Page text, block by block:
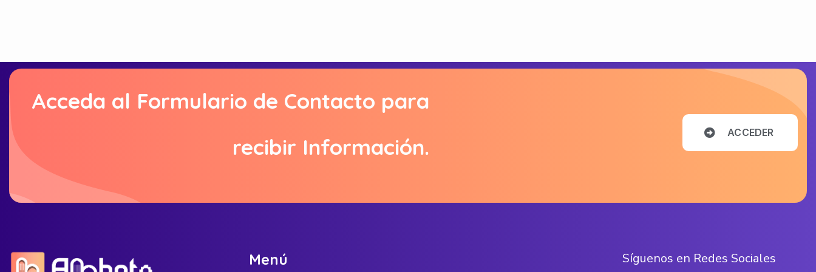
Acceda al Formulario de Contacto para
recibir Información.
ACCEDER
Menú Síguenos en Redes Sociales